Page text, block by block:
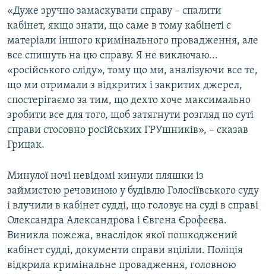
«Дуже зручно замаскувати справу – спалити
кабінет, якщо знати, що саме в тому кабінеті є
матеріали іншого кримінального провадження, але
все спишуть на цю справу. Я не виключаю...
«російського сліду», тому що ми, аналізуючи все те,
що ми отримали з відкритих і закритих джерел,
спостерігаємо за тим, що дехто хоче максимально
зробити все для того, щоб затягнути розгляд по суті
справи стосовно російських ГРУшників», – сказав
Грицак.
Минулої ночі невідомі кинули пляшки із
займистою речовиною у будівлю Голосіївського суду
і влучили в кабінет судді, що головує на суді в справі
Олександра Александрова і Євгена Єрофеєва.
Виникла пожежа, внаслідок якої пошкоджений
кабінет судді, документи справи вціліли. Поліція
відкрила кримінальне провадження, головною